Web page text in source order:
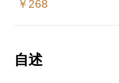
多，包括商务逻辑表
等，应用成果显著；
￥268
自述